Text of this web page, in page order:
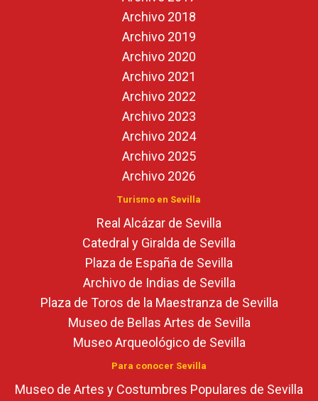
Archivo 2018
Archivo 2019
Archivo 2020
Archivo 2021
Archivo 2022
Archivo 2023
Archivo 2024
Archivo 2025
Archivo 2026
Turismo en Sevilla
Real Alcázar de Sevilla
Catedral y Giralda de Sevilla
Plaza de España de Sevilla
Archivo de Indias de Sevilla
Plaza de Toros de la Maestranza de Sevilla
Museo de Bellas Artes de Sevilla
Museo Arqueológico de Sevilla
Para conocer Sevilla
Museo de Artes y Costumbres Populares de Sevilla